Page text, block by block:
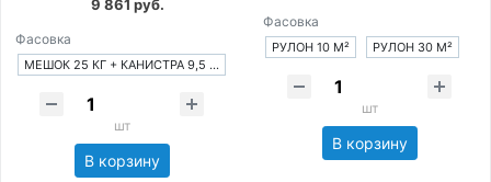
9 861 руб.
Фасовка
МЕШОК 25 КГ + КАНИСТРА 9,5 КГ
шт
В корзину
Фасовка
РУЛОН 10 М² РУЛОН 30 М²
шт
В корзину